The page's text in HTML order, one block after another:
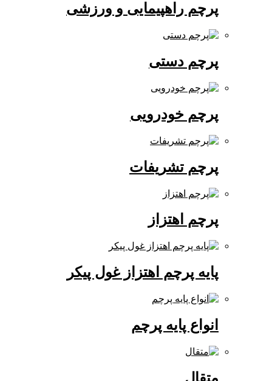
پرچم راهپیمایی و ورزشی
پرچم دستی
پرچم خودرویی
پرچم تشریفات
پرچم اهتزاز
پایه پرچم اهتزاز غول پیکر
انواع پایه پرچم